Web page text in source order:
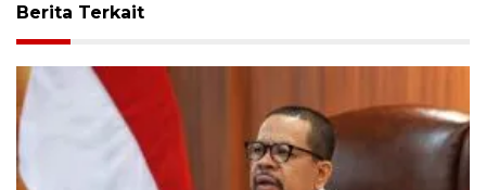
Berita Terkait